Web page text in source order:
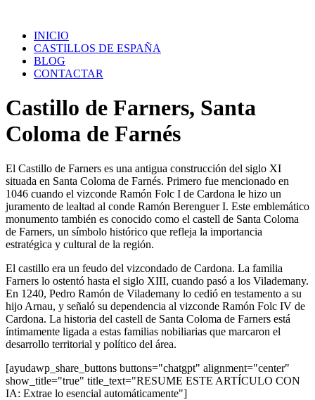
contenidoINICIO
CASTILLOS DE ESPAÑA
BLOG
CONTACTAR
Castillo de Farners, Santa
Coloma de Farnés
El Castillo de Farners es una antigua construcción del siglo XI
situada en Santa Coloma de Farnés. Primero fue mencionado en
1046 cuando el vizconde Ramón Folc I de Cardona le hizo un
juramento de lealtad al conde Ramón Berenguer I. Este emblemático
monumento también es conocido como el castell de Santa Coloma
de Farners, un símbolo histórico que refleja la importancia
estratégica y cultural de la región.
El castillo era un feudo del vizcondado de Cardona. La familia
Farners lo ostentó hasta el siglo XIII, cuando pasó a los Vilademany.
En 1240, Pedro Ramón de Vilademany lo cedió en testamento a su
hijo Arnau, y señaló su dependencia al vizconde Ramón Folc IV de
Cardona. La historia del castell de Santa Coloma de Farners está
íntimamente ligada a estas familias nobiliarias que marcaron el
desarrollo territorial y político del área.
[ayudawp_share_buttons buttons="chatgpt" alignment="center"
show_title="true" title_text="RESUME ESTE ARTÍCULO CON
IA: Extrae lo esencial automáticamente"]